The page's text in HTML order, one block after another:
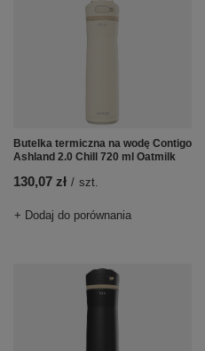
Butelka termiczna na wodę Contigo
Ashland 2.0 Chill 720 ml Oatmilk
130,07 zł / szt.
+ Dodaj do porównania